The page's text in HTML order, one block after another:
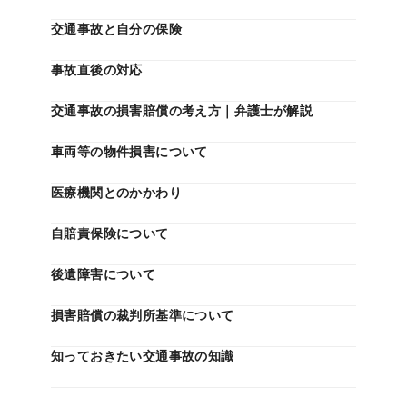
交通事故と自分の保険
事故直後の対応
交通事故の損害賠償の考え方｜弁護士が解説
車両等の物件損害について
医療機関とのかかわり
自賠責保険について
後遺障害について
損害賠償の裁判所基準について
知っておきたい交通事故の知識